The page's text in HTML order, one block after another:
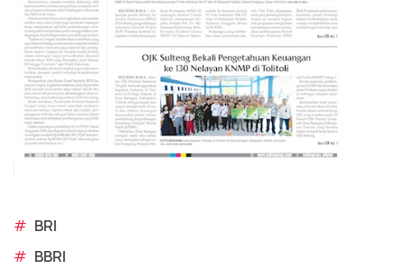
# BRI
# BBRI